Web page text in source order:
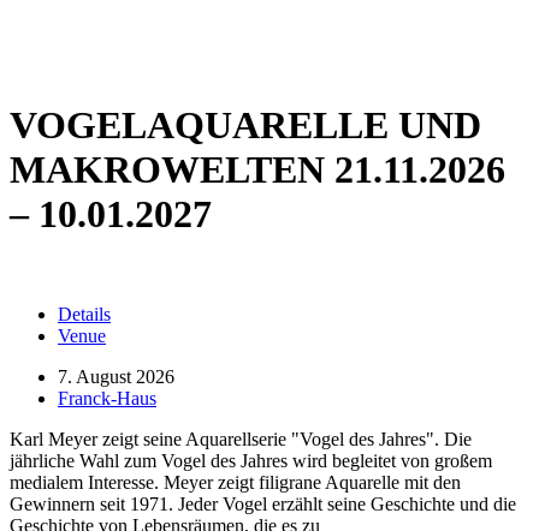
VOGELAQUARELLE UND
MAKROWELTEN 21.11.2026
– 10.01.2027
Details
Venue
7. August 2026
Franck-Haus
Karl Meyer zeigt seine Aquarellserie "Vogel des Jahres". Die
jährliche Wahl zum Vogel des Jahres wird begleitet von großem
medialem Interesse. Meyer zeigt filigrane Aquarelle mit den
Gewinnern seit 1971. Jeder Vogel erzählt seine Geschichte und die
Geschichte von Lebensräumen, die es zu